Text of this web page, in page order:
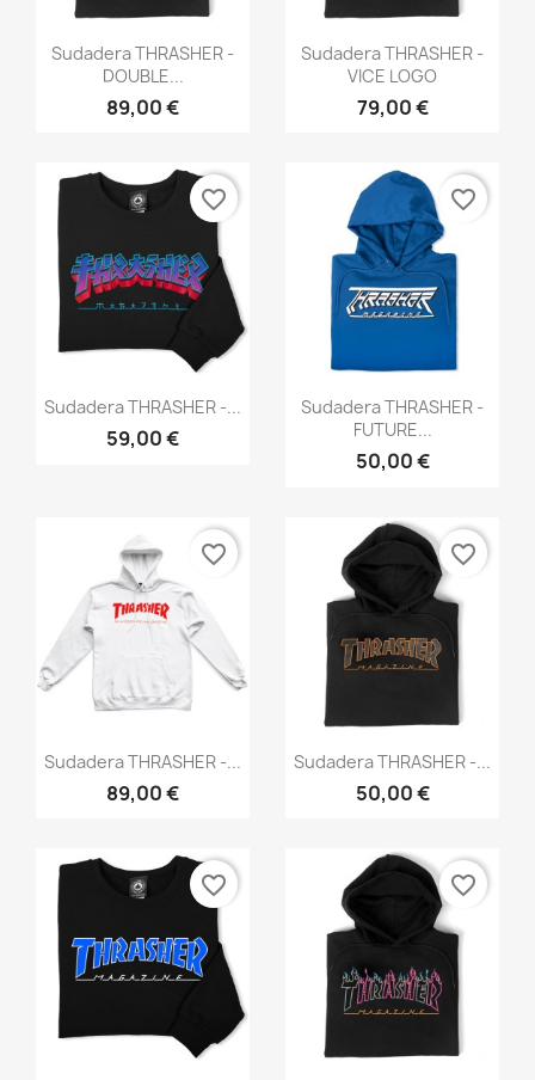
Vista rápida
Sudadera THRASHER -
DOUBLE...
89,00 €
Vista rápida
Sudadera THRASHER -
VICE LOGO
79,00 €
Vista rápida
Sudadera THRASHER -...
59,00 €
favorite_border
Vista rápida
Sudadera THRASHER -
FUTURE...
50,00 €
favorite_border
Vista rápida
Sudadera THRASHER -...
89,00 €
favorite_border
Vista rápida
Sudadera THRASHER -...
50,00 €
favorite_border
favorite_border favorite_border